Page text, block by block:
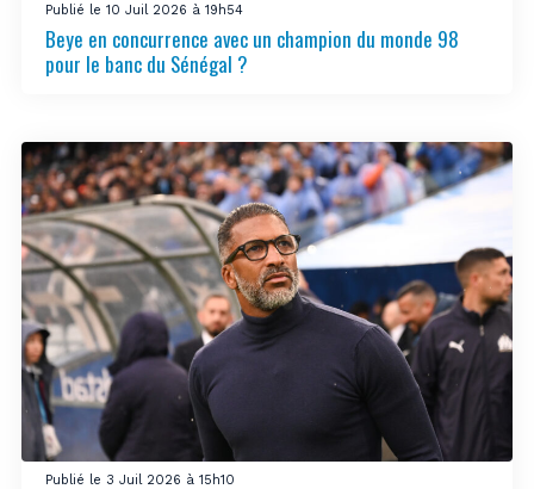
Publié le 10 Juil 2026 à 19h54
Beye en concurrence avec un champion du monde 98
pour le banc du Sénégal ?
Publié le 3 Juil 2026 à 15h10